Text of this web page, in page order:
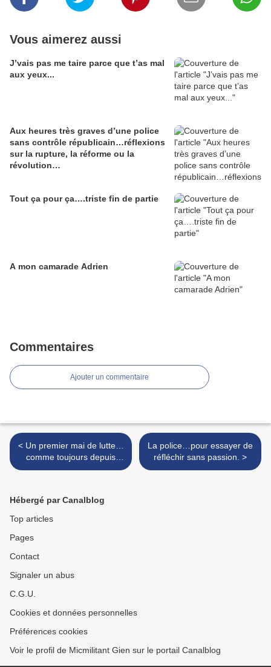
Vous aimerez aussi
J’vais pas me taire parce que t’as mal
aux yeux...
Aux heures très graves d’une police
sans contrôle républicain…réflexions
sur la rupture, la réforme ou la
révolution…
Tout ça pour ça….triste fin de partie
A mon camarade Adrien
Commentaires
Ajouter un commentaire
< Un premier mai de lutte…
comme toujours depuis
1886.
La police…pour essayer de
réfléchir sans passion. >
Hébergé par Canalblog
Top articles
Pages
Contact
Signaler un abus
C.G.U.
Cookies et données personnelles
Préférences cookies
Voir le profil de Micmilitant Gien sur le portail Canalblog